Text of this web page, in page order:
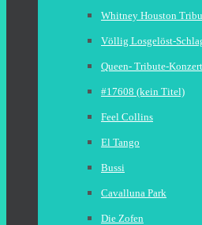
Whitney Houston
Völlig Losgelöst-
Queen- Tribute-Konzert
#17608 (kein Titel)
Feel Collins
El Tango
Bussi
Cavalluna Park
Die Zofen